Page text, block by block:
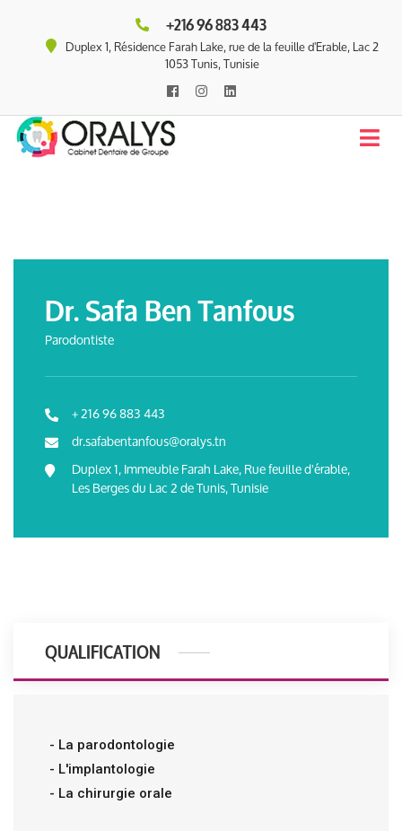
+216 96 883 443
Duplex 1, Résidence Farah Lake, rue de la feuille d'Erable, Lac 2
1053 Tunis, Tunisie
Dr. Safa Ben Tanfous
Parodontiste
+ 216 96 883 443
dr.safabentanfous@oralys.tn
Duplex 1, Immeuble Farah Lake, Rue feuille d'érable,
Les Berges du Lac 2 de Tunis, Tunisie
QUALIFICATION
- La parodontologie
- L'implantologie
- La chirurgie orale